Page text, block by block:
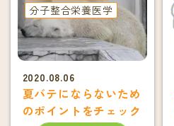
分子整合栄養医学
2020.08.06
夏バテにならないため
のポイントをチェック